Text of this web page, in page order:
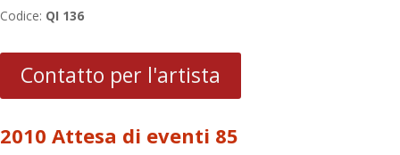
Codice: QI 136
Contatto per l'artista
2010 Attesa di eventi 85